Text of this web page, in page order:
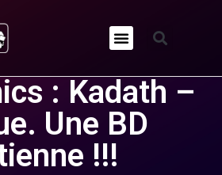
: Kadath –
Une BD
!!!